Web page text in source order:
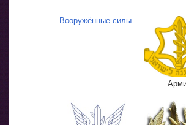
Вооружённые силы